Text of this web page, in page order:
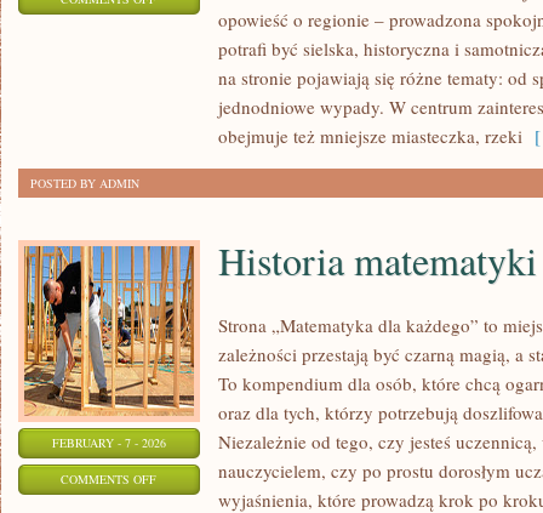
opowieść o regionie – prowadzona
potrafi być sielska, historyczna i
na stronie pojawiają się różne tematy: od
jednodniowe wypady. W centrum
obejmuje też mniejsze miasteczka, rzeki
POSTED BY ADMIN
FEBRUARY - 7 - 2026
COMMENTS OFFON
Historia matematyki
Strona „Matematyka dla każdego” to
zależności przestają być czarną magią, a
To kompendium dla osób, które chcą
oraz dla tych, którzy potrzebują
Niezależnie od tego, czy jesteś
nauczycielem, czy po prostu dorosłym
wyjaśnienia, które prowadzą krok po